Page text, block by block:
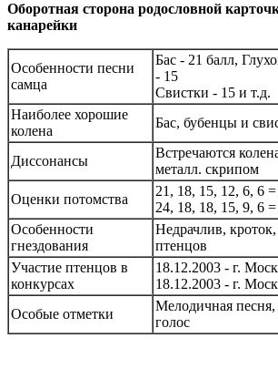
Оборотная сторона родословной
канарейки
Особенности песни
самца
Бас - 21 балл,
- 15
Свистки - 15 и т.д.
Наиболее хорошие
колена
Бас, бубенцы и
Диссонансы
Встречаются
металл. скрипом
Оценки потомства
21, 18, 15, 12, 6, 6
24, 18, 18, 15, 9, 6
Особенности
гнездования
Недрачлив,
птенцов
Участие птенцов в
конкурсах
18.12.2003 - г.
18.12.2003 - г.
Особые отметки
Мелодичная
голос